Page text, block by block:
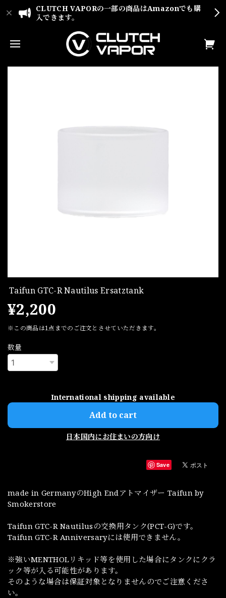
CLUTCH VAPORの一部の商品はAmazonでも購
入できます。
Taifun GTC-R Nautilus Ersatztank
¥2,200
※この商品は1点までのご注文とさせていただきます。
数量
International shipping available
Add to cart
日本国内にお住まいの方向け
Save
made in GermanyのHigh Endアトマイザー Taifun by
Smokerstore
Taifun GTC-R Nautilusの交換用タンク(PCT-G)です。
Taifun GTC-R Anniversaryには使用できません。
※強いMENTHOLリキッド等を使用した場合にタンクにクラ
ック等が入る可能性があります。
そのような場合は保証対象となりませんのでご注意くださ
い。